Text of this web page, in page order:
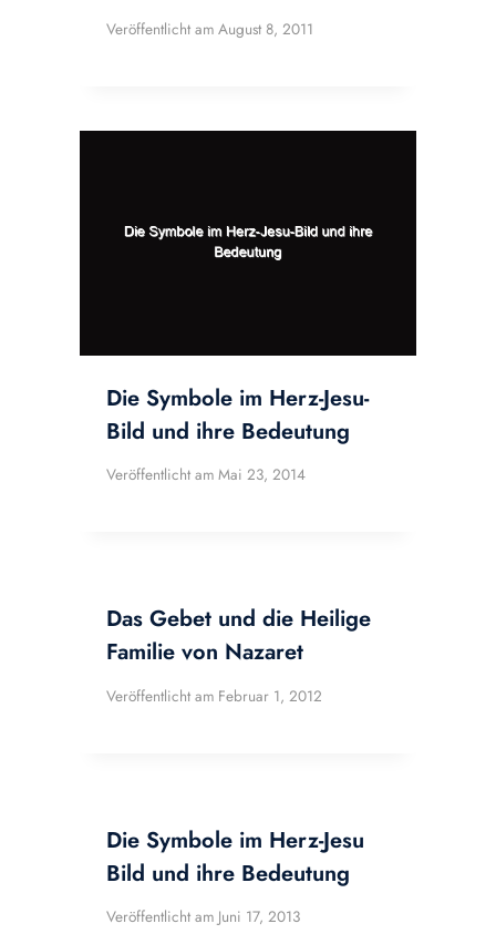
Veröffentlicht am August 8, 2011
Die Symbole im Herz-Jesu-
Bild und ihre Bedeutung
Veröffentlicht am Mai 23, 2014
Das Gebet und die Heilige
Familie von Nazaret
Veröffentlicht am Februar 1, 2012
Die Symbole im Herz-Jesu
Bild und ihre Bedeutung
Veröffentlicht am Juni 17, 2013